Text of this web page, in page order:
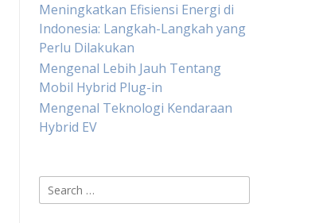
Meningkatkan Efisiensi Energi di
Indonesia: Langkah-Langkah yang
Perlu Dilakukan
Mengenal Lebih Jauh Tentang
Mobil Hybrid Plug-in
Mengenal Teknologi Kendaraan
Hybrid EV
Search
for: